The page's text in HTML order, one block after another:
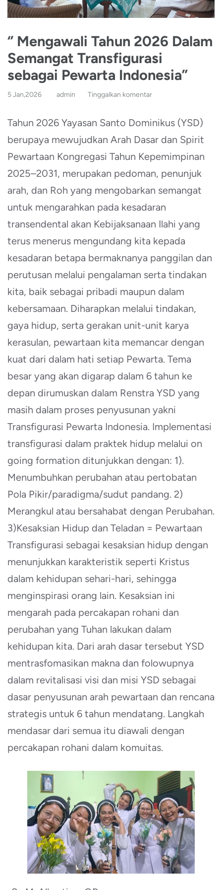
‘’ Mengawali Tahun 2026 Dalam
Semangat Transfigurasi
sebagai Pewarta Indonesia”
5 Jan,2026 admin Tinggalkan komentar
Tahun 2026 Yayasan Santo Dominikus (YSD)
berupaya mewujudkan Arah Dasar dan Spirit
Pewartaan Kongregasi Tahun Kepemimpinan
2025–2031, merupakan pedoman, penunjuk
arah, dan Roh yang mengobarkan semangat
untuk mengarahkan pada kesadaran
transendental akan Kebijaksanaan Ilahi yang
terus menerus mengundang kita kepada
kesadaran betapa bermaknanya panggilan dan
perutusan melalui pengalaman serta tindakan
kita, baik sebagai pribadi maupun dalam
kebersamaan. Diharapkan melalui tindakan,
gaya hidup, serta gerakan unit-unit karya
kerasulan, pewartaan kita memancar dengan
kuat dari dalam hati setiap Pewarta. Tema
besar yang akan digarap dalam 6 tahun ke
depan dirumuskan dalam Renstra YSD yang
masih dalam proses penyusunan yakni
Transfigurasi Pewarta Indonesia. Implementasi
transfigurasi dalam praktek hidup melalui on
going formation ditunjukkan dengan: 1).
Menumbuhkan perubahan atau pertobatan
Pola Pikir/paradigma/sudut pandang. 2)
Merangkul atau bersahabat dengan Perubahan.
3)Kesaksian Hidup dan Teladan = Pewartaan
Transfigurasi sebagai kesaksian hidup dengan
menunjukkan karakteristik seperti Kristus
dalam kehidupan sehari-hari, sehingga
menginspirasi orang lain. Kesaksian ini
mengarah pada percakapan rohani dan
perubahan yang Tuhan lakukan dalam
kehidupan kita. Dari arah dasar tersebut YSD
mentrasfomasikan makna dan folowupnya
dalam revitalisasi visi dan misi YSD sebagai
dasar penyusunan arah pewartaan dan rencana
strategis untuk 6 tahun mendatang. Langkah
mendasar dari semua itu diawali dengan
percakapan rohani dalam komuitas.